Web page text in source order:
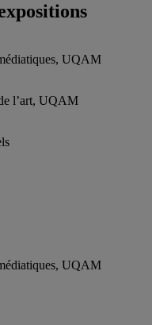
UQAM
l’art, UQAM
UQAM